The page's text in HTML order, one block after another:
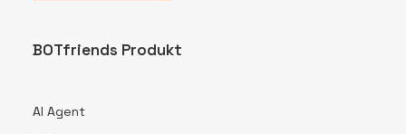
BOTfriends Produkt
AI Agent